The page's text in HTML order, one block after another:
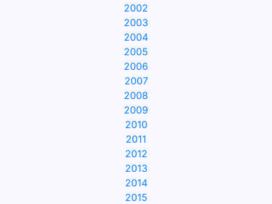
2002
2003
2004
2005
2006
2007
2008
2009
2010
2011
2012
2013
2014
2015